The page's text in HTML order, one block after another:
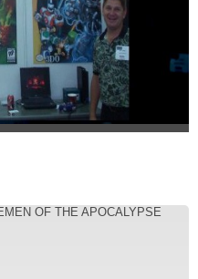
OF THE APOCALYPSE